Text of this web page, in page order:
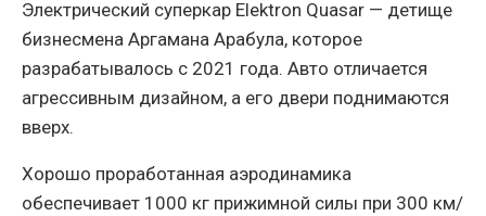
Электрический суперкар Elektron Quasar — детище
бизнесмена Аргамана Арабула, которое
разрабатывалось с 2021 года. Авто отличается
агрессивным дизайном, а его двери поднимаются
вверх.
Хорошо проработанная аэродинамика
обеспечивает 1000 кг прижимной силы при 300 км/